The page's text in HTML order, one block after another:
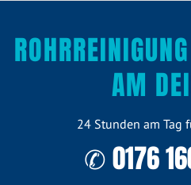
AM
24 Stunden am Tag
✆ 0176